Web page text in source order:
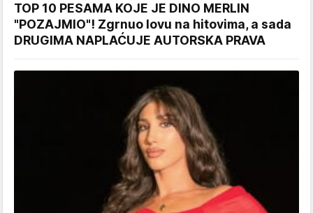
TOP 10 PESAMA KOJE JE DINO MERLIN
"POZAJMIO"! Zgrnuo lovu na hitovima, a sada
DRUGIMA NAPLAĆUJE AUTORSKA PRAVA